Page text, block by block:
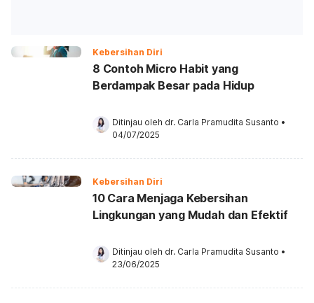
Kebersihan Diri
8 Contoh Micro Habit yang
Berdampak Besar pada Hidup
Ditinjau oleh dr. Carla Pramudita Susanto •
04/07/2025
Kebersihan Diri
10 Cara Menjaga Kebersihan
Lingkungan yang Mudah dan Efektif
Ditinjau oleh dr. Carla Pramudita Susanto •
23/06/2025